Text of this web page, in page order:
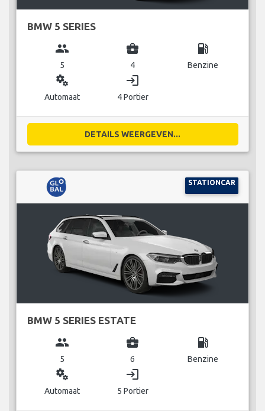
BMW 5 SERIES
group
5
business_center
4
local_gas_station
Benzine
miscellaneous_services
Automaat
login
4 Portier
DETAILS WEERGEVEN...
STATIONCAR
BMW 5 SERIES ESTATE
group
5
business_center
6
local_gas_station
Benzine
miscellaneous_services
Automaat
login
5 Portier